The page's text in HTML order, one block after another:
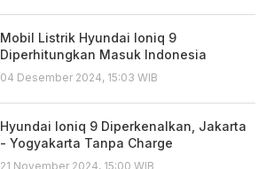
Mobil Listrik Hyundai Ioniq 9
Diperhitungkan Masuk Indonesia
04 Desember 2024, 15:03 WIB
Hyundai Ioniq 9 Diperkenalkan, Jakarta
- Yogyakarta Tanpa Charge
21 November 2024, 15:00 WIB